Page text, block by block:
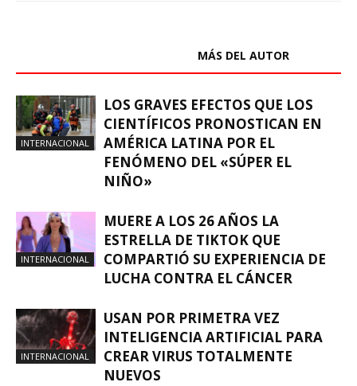
MÁS DEL AUTOR
INTERNACIONAL
LOS GRAVES EFECTOS QUE LOS
CIENTÍFICOS PRONOSTICAN EN
AMÉRICA LATINA POR EL
FENÓMENO DEL «SÚPER EL
NIÑO»
INTERNACIONAL
MUERE A LOS 26 AÑOS LA
ESTRELLA DE TIKTOK QUE
COMPARTIÓ SU EXPERIENCIA DE
LUCHA CONTRA EL CÁNCER
INTERNACIONAL
USAN POR PRIMETRA VEZ
INTELIGENCIA ARTIFICIAL PARA
CREAR VIRUS TOTALMENTE
NUEVOS